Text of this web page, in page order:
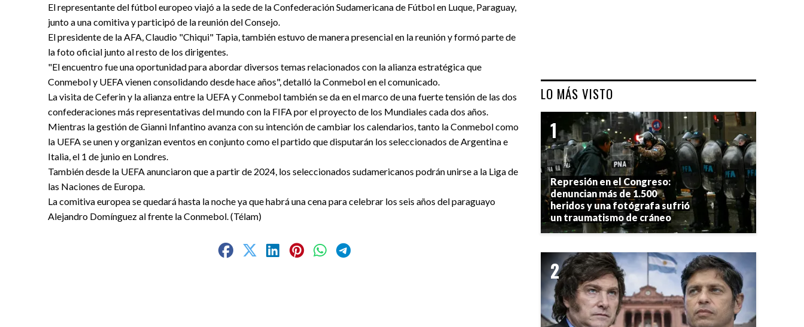
El representante del fútbol europeo viajó a la sede de la Confederación Sudamericana de Fútbol en Luque, Paraguay,
junto a una comitiva y participó de la reunión del Consejo.
El presidente de la AFA, Claudio "Chiqui" Tapia, también estuvo de manera presencial en la reunión y formó parte de
la foto oficial junto al resto de los dirigentes.
"El encuentro fue una oportunidad para abordar diversos temas relacionados con la alianza estratégica que
Conmebol y UEFA vienen consolidando desde hace años", detalló la Conmebol en el comunicado.
La visita de Ceferin y la alianza entre la UEFA y Conmebol también se da en el marco de una fuerte tensión de las dos
confederaciones más representativas del mundo con la FIFA por el proyecto de los Mundiales cada dos años.
Mientras la gestión de Gianni Infantino avanza con su intención de cambiar los calendarios, tanto la Conmebol como
la UEFA se unen y organizan eventos en conjunto como el partido que disputarán los seleccionados de Argentina e
Italia, el 1 de junio en Londres.
También desde la UEFA anunciaron que a partir de 2024, los seleccionados sudamericanos podrán unirse a la Liga de
las Naciones de Europa.
La comitiva europea se quedará hasta la noche ya que habrá una cena para celebrar los seis años del paraguayo
Alejandro Domínguez al frente la Conmebol. (Télam)
LO MÁS VISTO
Represión en el Congreso:
denuncian más de 1.500
heridos y una fotógrafa sufrió
un traumatismo de cráneo